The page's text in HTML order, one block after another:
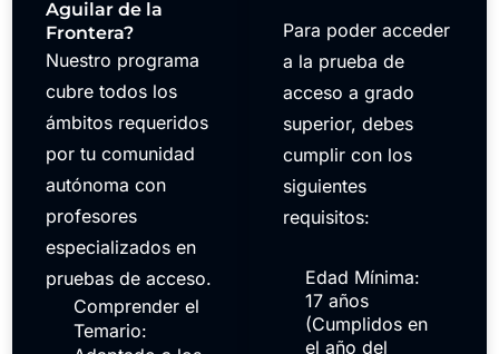
Aguilar de la
Frontera?
Nuestro programa
cubre todos los
ámbitos requeridos
por tu comunidad
autónoma con
profesores
especializados en
pruebas de acceso.
Comprender el
Temario:
Para poder acceder
a la prueba de
acceso a grado
superior, debes
cumplir con los
siguientes
requisitos:
Edad Mínima:
17 años
(Cumplidos en
el año del